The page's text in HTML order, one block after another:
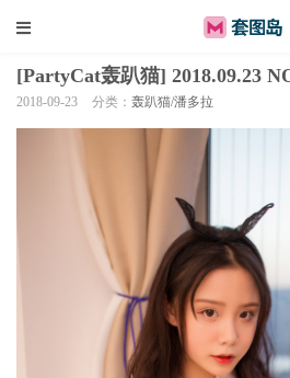
[PartyCat轰趴猫] 2018.09.23
2018-09-23 分类： 轰趴猫/潘多拉